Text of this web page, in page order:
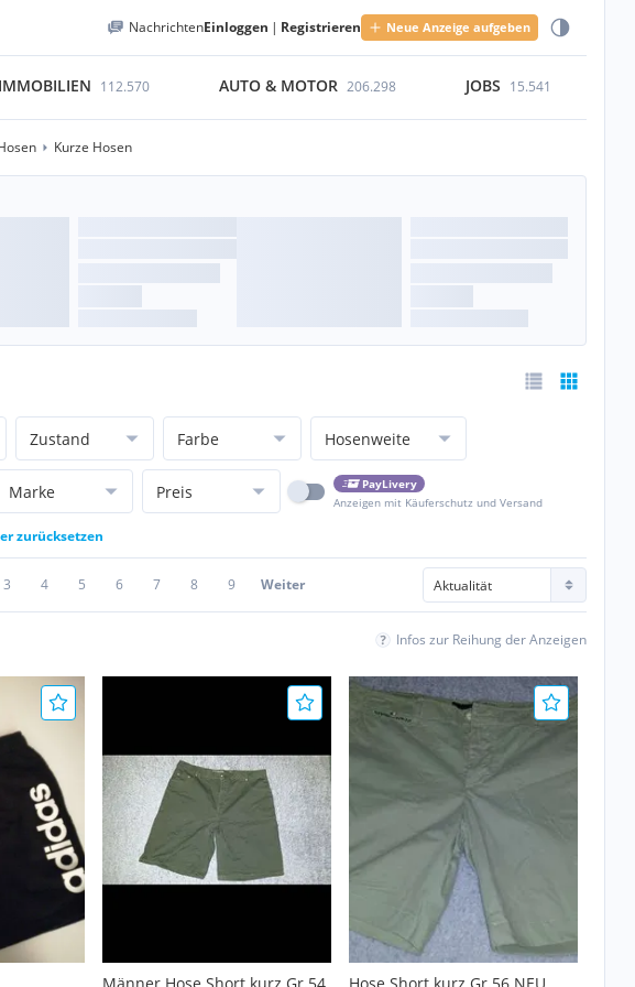
NachrichtenEinloggen | Registrieren Neue Anzeige aufgeben
IMMOBILIEN 112.570 AUTO & MOTOR 206.298 JOBS 15.541
Kurze Hosen
Zustand Farbe Hosenweite
Marke Preis
PayLivery
Anzeigen mit Käuferschutz und Versand
zurücksetzen
3 4 5 6 7 8 9 Weiter
Infos zur Reihung der Anzeigen